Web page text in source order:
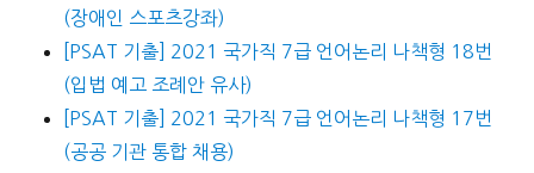
(장애인 스포츠강좌)
[PSAT 기출] 2021 국가직 7급 언어논리 나책형 18번
(입법 예고 조례안 유사)
[PSAT 기출] 2021 국가직 7급 언어논리 나책형 17번
(공공 기관 통합 채용)